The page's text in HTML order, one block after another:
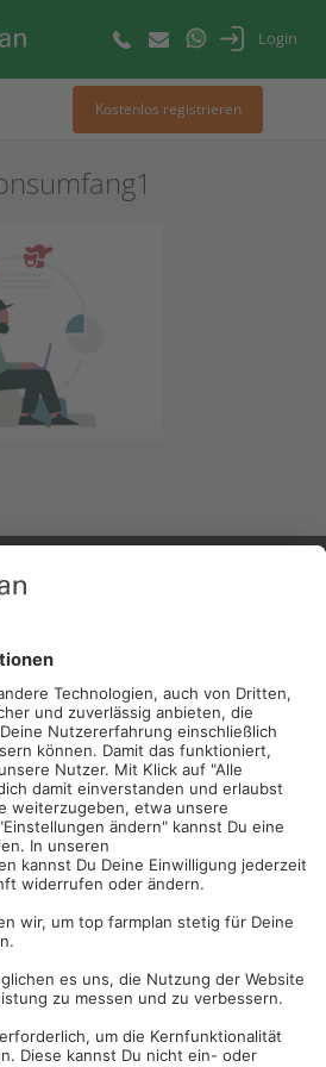
Login
Kostenlos registrieren
02501 801 44 84
auf dem Laufenden!
Tipps und hilfreiche Anleitungen!
dich kostenlos!